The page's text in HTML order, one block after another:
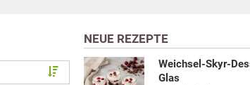
NEUE REZEPTE
Weichsel-Skyr-
Glas